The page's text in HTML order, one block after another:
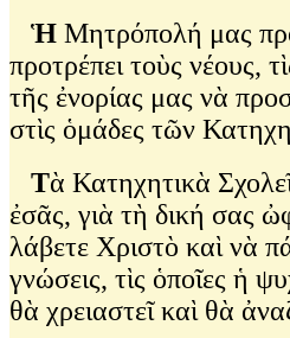
Ἡ Μητρόπολή μας
προτρέπει τοὺς νέους,
τῆς ἐνορίας μας νὰ
στὶς ὁμάδες τῶν
Τὰ Κατηχητικὰ
ἐσᾶς, γιὰ τὴ δική σας
λάβετε Χριστὸ καὶ νὰ
γνώσεις, τὶς ὁποῖες ἡ
θὰ χρειαστεῖ καὶ θὰ